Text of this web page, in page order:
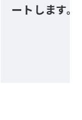
ートします。